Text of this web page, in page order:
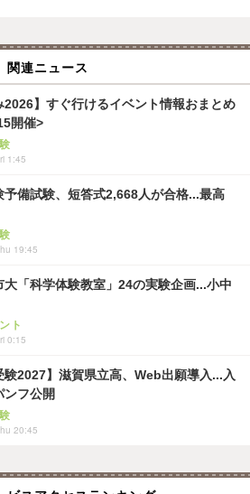
関連ニュース
2026】すぐ行けるイベント情報おまとめ
開催>
1:45
予備試験、短答式2,668人が合格...最高
19:45
大「科学体験教室」24の実験企画...小中
ト
0:15
験2027】滋賀県立高、Web出願導入...入
ンフ公開
20:45